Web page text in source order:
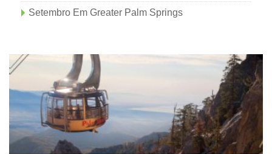
Setembro Em Greater Palm Springs